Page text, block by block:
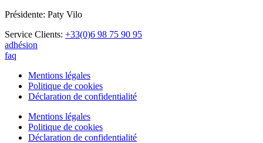
Présidente: Paty Vilo
Service Clients: +33(0)6 98 75 90 95
adhésion
faq
Mentions légales
Politique de cookies
Déclaration de confidentialité
Mentions légales
Politique de cookies
Déclaration de confidentialité